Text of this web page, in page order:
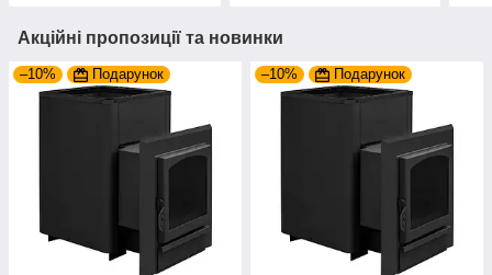
Акційні пропозиції та новинки
–10% Подарунок –10% Подарунок